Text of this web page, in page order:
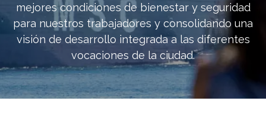
mejores condiciones de bienestar y seguridad
para nuestros trabajadores y consolidando una
visión de desarrollo integrada a las diferentes
vocaciones de la ciudad.